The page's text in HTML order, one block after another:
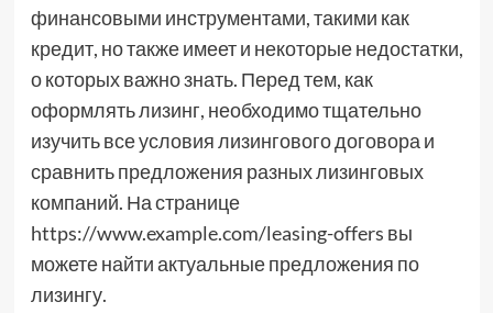
финансовыми инструментами, такими как
кредит, но также имеет и некоторые недостатки,
о которых важно знать. Перед тем, как
оформлять лизинг, необходимо тщательно
изучить все условия лизингового договора и
сравнить предложения разных лизинговых
компаний. На странице
https://www.example.com/leasing-offers вы
можете найти актуальные предложения по
лизингу.